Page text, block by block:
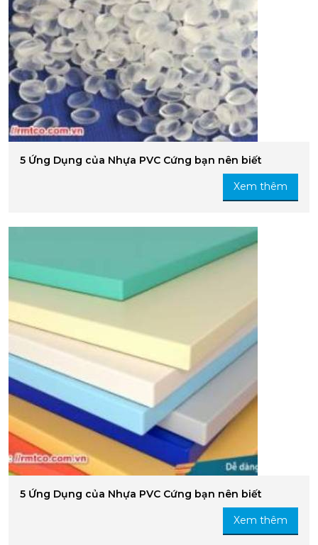
5 Ứng Dụng của Nhựa PVC Cứng bạn nên biết
Xem thêm
5 Ứng Dụng của Nhựa PVC Cứng bạn nên biết
Xem thêm